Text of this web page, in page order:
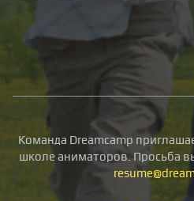
Команда Dreamcamp
школе аниматоров. Просьба